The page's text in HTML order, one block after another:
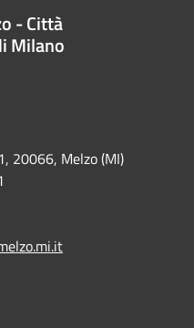
- Città
Milano
20066, Melzo (MI)